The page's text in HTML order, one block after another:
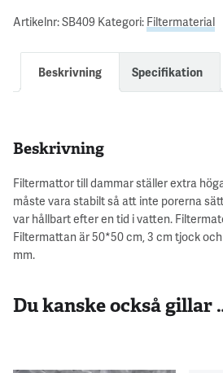
Artikelnr:SB409 Kategori: Filtermaterial
Beskrivning Specifikation
Beskrivning
Filtermattor till dammar ställer extra
måste vara stabilt så att inte porerna
var hållbart efter en tid i vatten.
Filtermattan är 50*50 cm, 3 cm tjock och
mm.
Du kanske också gillar